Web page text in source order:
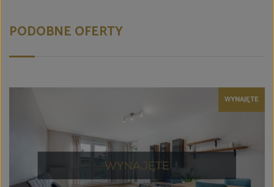
PODOBNE OFERTY
WYNAJĘTE